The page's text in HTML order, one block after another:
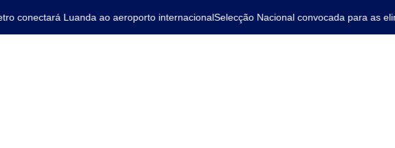
conectará Luanda ao aeroporto internacionalSelecção Nacional convocada para as